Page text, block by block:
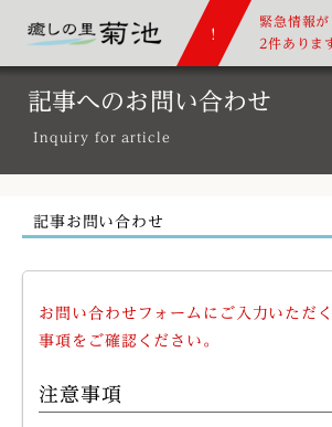
緊急情報が
2件ありま
記事へのお問い合わせ
Inquiry for article
記事お問い合わせ
お問い合わせフォームにご入力いただ
事項をご確認ください。
注意事項